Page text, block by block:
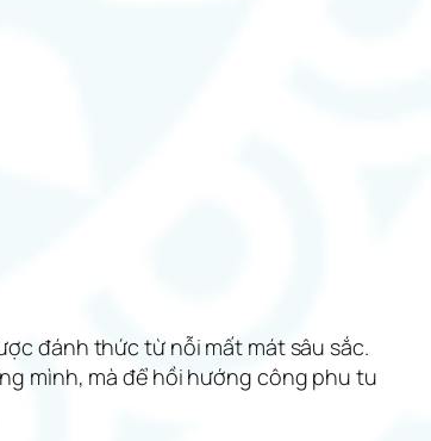
đánh thức từ nỗi mất mát sâu sắc.
mình, mà để hồi hướng công phu tu